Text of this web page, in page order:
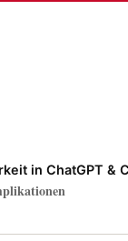
in ChatGPT &